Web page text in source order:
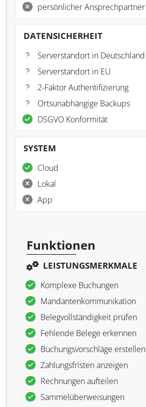
persönlicher Ansprechpartner
DATENSICHERHEIT
Serverstandort in Deutschland
Serverstandort in EU
2-Faktor Authentifizierung
Ortsunabhängige Backups
DSGVO Konformität
SYSTEM
Cloud
Lokal
App
Funktionen
LEISTUNGSMERKMALE
Komplexe Buchungen
Mandantenkommunikation
Belegvollständigkeit prüfen
Fehlende Belege erkennen
Buchungsvorschläge erstellen
Zahlungsfristen anzeigen
Rechnungen aufteilen
Sammelüberweisungen